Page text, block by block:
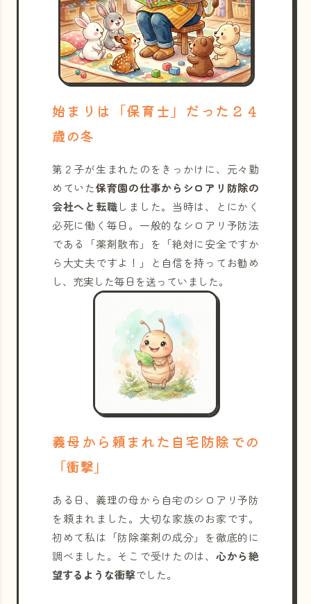
始まりは「保育士」だった２４
歳の冬
第２子が生まれたのをきっかけに、元々勤
めていた保育園の仕事からシロアリ防除の
会社へと転職しました。当時は、とにかく
必死に働く毎日。一般的なシロアリ予防法
である「薬剤散布」を「絶対に安全ですか
ら大丈夫ですよ！」と自信を持ってお勧め
し、充実した毎日を送っていました。
義母から頼まれた自宅防除での
「衝撃」
ある日、義理の母から自宅のシロアリ予防
を頼まれました。大切な家族のお家です。
初めて私は「防除薬剤の成分」を徹底的に
調べました。そこで受けたのは、 心から絶
望するような衝撃でした。